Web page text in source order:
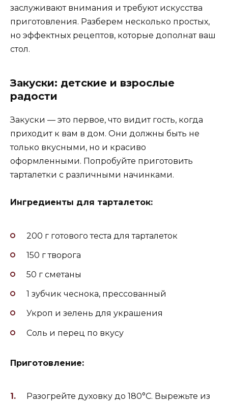
заслуживают внимания и требуют искусства
приготовления. Разберем несколько простых,
но эффектных рецептов, которые дополнат ваш
стол.
Закуски: детские и взрослые
радости
Закуски — это первое, что видит гость, когда
приходит к вам в дом. Они должны быть не
только вкусными, но и красиво
оформленными. Попробуйте приготовить
тарталетки с различными начинками.
Ингредиенты для тарталеток:
200 г готового теста для тарталеток
150 г творога
50 г сметаны
1 зубчик чеснока, прессованный
Укроп и зелень для украшения
Соль и перец по вкусу
Приготовление:
Разогрейте духовку до 180°C. Вырежьте из